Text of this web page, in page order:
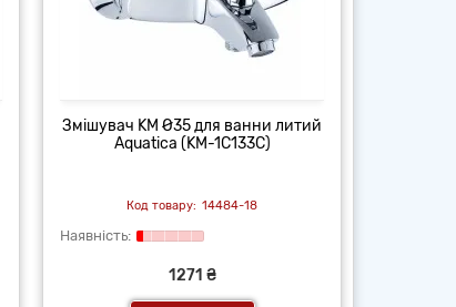
Змішувач KM Ø35 для ванни литий
Aquatica (KM-1C133C)
14484-18
1271 ₴